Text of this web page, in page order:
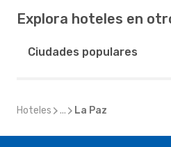
Explora hoteles en
Ciudades populares
Hoteles ... La Paz